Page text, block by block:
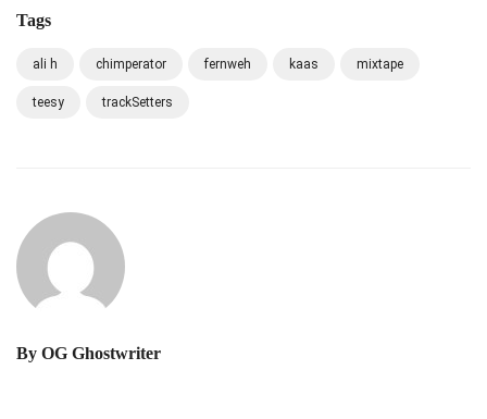
Tags
ali h chimperator fernweh kaas mixtape
teesy trackSetters
By OG Ghostwriter